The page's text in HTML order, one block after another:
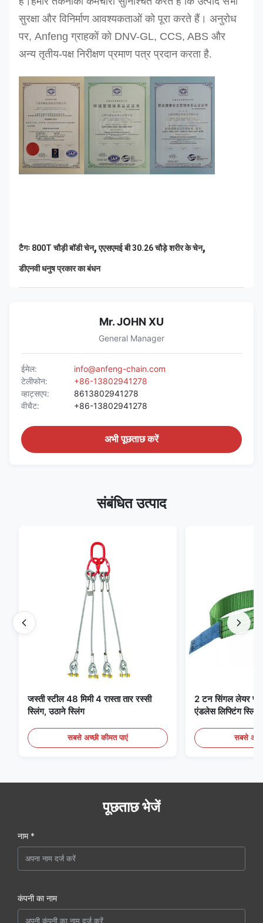
सुरक्षा और विनिर्माण आवश्यकताओं को पूरा करते हैं। अनुरोध
पर, Anfeng ग्राहकों को DNV-GL, CCS, ABS और
अन्य तृतीय-पक्ष निरीक्षण प्रमाण पत्र प्रदान करता है.
टैगः 800T चौड़ी बॉडी चेन, एएसएमई बी 30.26 चौड़े शरीर के चेन,
डीएनवी धनुष प्रकार का बंधन
Mr. JOHN XU
General Manager
ईमेल:
info@anfeng-chain.com
टेलीफोन:
+86-13802941278
व्हाट्सएप:
8613802941278
वीचैट:
+86-13802941278
अभी पूछताछ करें
संबंधित उत्पाद
जस्ती स्टील 48 मिमी 4 रास्ता तार रस्सी
स्लिंग, उठाने स्लिंग
सबसे अच्छी कीमत पाएं
2 टन सिंगल लेयर
एंडलेस लिफ्टिंग स्लिंग्स
सबसे
पूछताछ भेजें
नाम *
कंपनी का नाम